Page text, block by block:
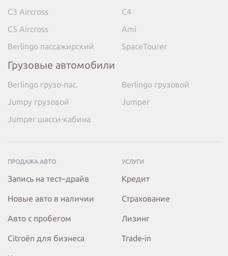
C3 Aircross
C4
C5 Aircross
Ami
Berlingo пассажирский
SpaceTourer
Грузовые автомобили
Berlingo грузо-пас.
Berlingo грузовой
Jumpy грузовой
Jumper
Jumper шасси-кабина
ПРОДАЖА АВТО
Запись на тест–драйв
Новые авто в наличии
Авто с пробегом
Citroёn для бизнеса
УСЛУГИ
Кредит
Страхование
Лизинг
Trade-in